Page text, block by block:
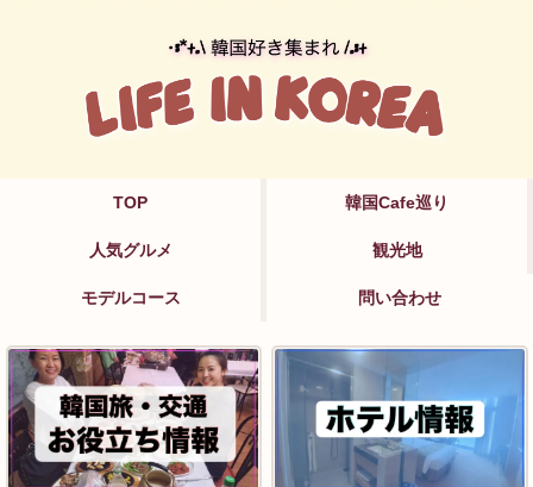
TOP 韓国Cafe巡り
人気グルメ 観光地
モデルコース 問い合わせ